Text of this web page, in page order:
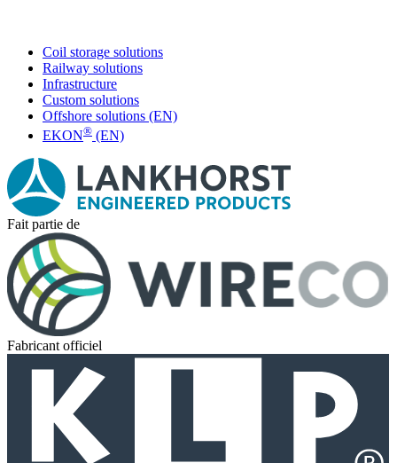
Coil storage solutions
Railway solutions
Infrastructure
Custom solutions
Offshore solutions (EN)
EKON® (EN)
Fait partie de
Fabricant officiel